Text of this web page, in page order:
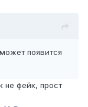
появится
не фейк, прост